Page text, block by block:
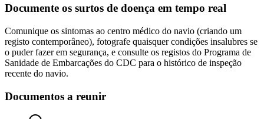
Documente os surtos de doença em tempo real
Comunique os sintomas ao centro médico do navio (criando um
registo contemporâneo), fotografe quaisquer condições insalubres se
o puder fazer em segurança, e consulte os registos do Programa de
Sanidade de Embarcações do CDC para o histórico de inspeção
recente do navio.
Documentos a reunir